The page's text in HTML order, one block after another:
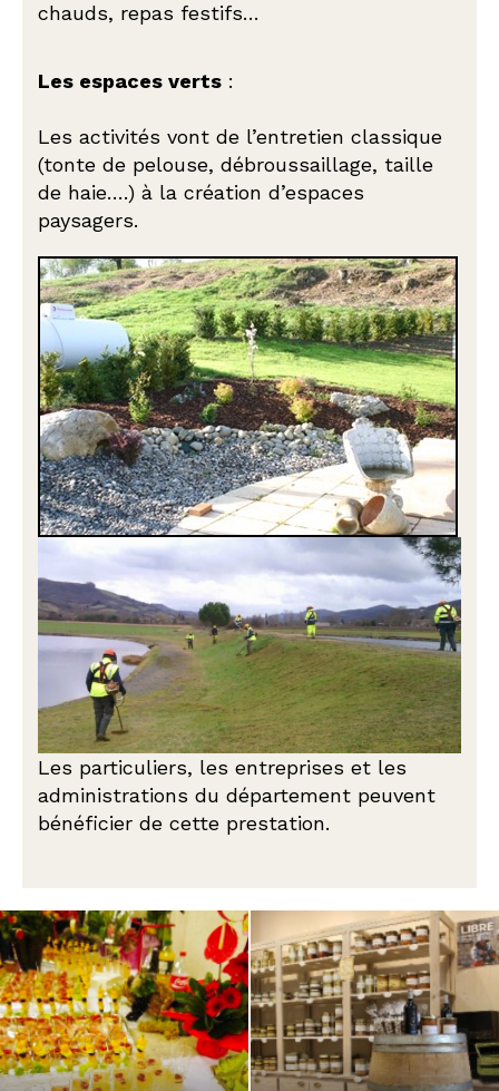
chauds, repas festifs…
Les espaces verts :
Les activités vont de l’entretien classique
(tonte de pelouse, débroussaillage, taille
de haie….) à la création d’espaces
paysagers.
Les particuliers, les entreprises et les
administrations du département peuvent
bénéficier de cette prestation.